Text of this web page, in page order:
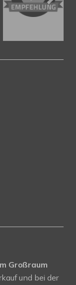
Großraum
und bei der